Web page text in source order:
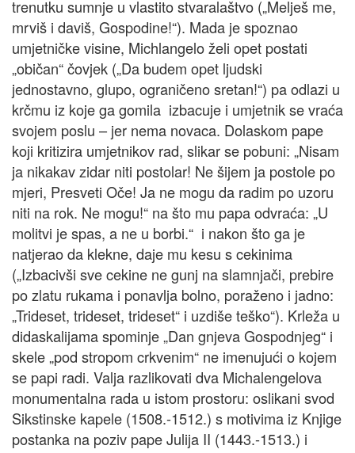
trenutku sumnje u vlastito stvaralaštvo („Melješ me,
mrviš i daviš, Gospodine!“). Mada je spoznao
umjetničke visine, Michlangelo želi opet postati
„običan“ čovjek („Da budem opet ljudski
jednostavno, glupo, ograničeno sretan!“) pa odlazi u
krčmu iz koje ga gomila izbacuje i umjetnik se vraća
svojem poslu – jer nema novaca. Dolaskom pape
koji kritizira umjetnikov rad, slikar se pobuni: „Nisam
ja nikakav zidar niti postolar! Ne šijem ja postole po
mjeri, Presveti Oče! Ja ne mogu da radim po uzoru
niti na rok. Ne mogu!“ na što mu papa odvraća: „U
molitvi je spas, a ne u borbi.“ i nakon što ga je
natjerao da klekne, daje mu kesu s cekinima
(„Izbacivši sve cekine ne gunj na slamnjači, prebire
po zlatu rukama i ponavlja bolno, poraženo i jadno:
„Trideset, trideset, trideset“ i uzdiše teško“). Krleža u
didaskalijama spominje „Dan gnjeva Gospodnjeg“ i
skele „pod stropom crkvenim“ ne imenujući o kojem
se papi radi. Valja razlikovati dva Michalengelova
monumentalna rada u istom prostoru: oslikani svod
Sikstinske kapele (1508.-1512.) s motivima iz Knjige
postanka na poziv pape Julija II (1443.-1513.) i